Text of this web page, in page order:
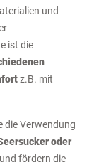
und
ist die
z.B. mit
die Verwendung
oder
fördern die